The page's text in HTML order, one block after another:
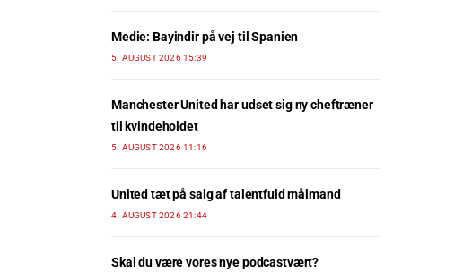
Medie: Bayindir på vej til Spanien
5. AUGUST 2026 15:39
Manchester United har udset sig ny cheftræner
til kvindeholdet
5. AUGUST 2026 11:16
United tæt på salg af talentfuld målmand
4. AUGUST 2026 21:44
Skal du være vores nye podcastvært?